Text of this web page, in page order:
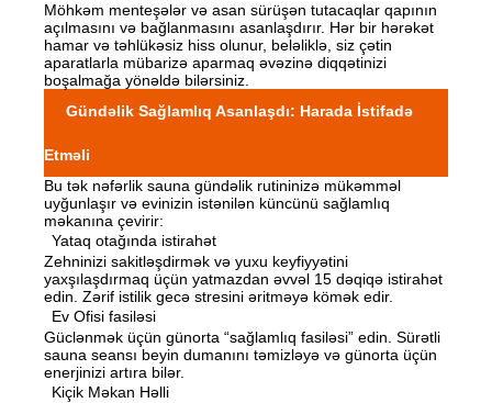
Möhkəm menteşələr və asan sürüşən tutacaqlar qapının
açılmasını və bağlanmasını asanlaşdırır. Hər bir hərəkət
hamar və təhlükəsiz hiss olunur, beləliklə, siz çətin
aparatlarla mübarizə aparmaq əvəzinə diqqətinizi
boşalmağa yönəldə bilərsiniz.
Gündəlik Sağlamlıq Asanlaşdı: Harada İstifadə
Etməli
Bu tək nəfərlik sauna gündəlik rutininizə mükəmməl
uyğunlaşır və evinizin istənilən küncünü sağlamlıq
məkanına çevirir:
Yataq otağında istirahət
Zehninizi sakitləşdirmək və yuxu keyfiyyətini
yaxşılaşdırmaq üçün yatmazdan əvvəl 15 dəqiqə istirahət
edin. Zərif istilik gecə stresini əritməyə kömək edir.
Ev Ofisi fasiləsi
Güclənmək üçün günorta “sağlamlıq fasiləsi” edin. Sürətli
sauna seansı beyin dumanını təmizləyə və günorta üçün
enerjinizi artıra bilər.
Kiçik Məkan Həlli